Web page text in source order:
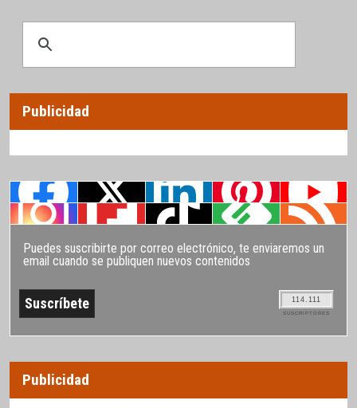
Publicidad
Puedes suscribirte por correo electrónico, te enviaremos un
email cuando se publiquen nuevos contenidos
114.111
SUSCRIPTORES
Publicidad